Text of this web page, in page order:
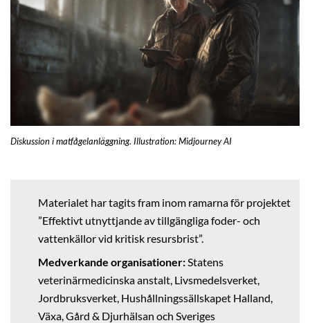
Diskussion i matfågelanläggning. Illustration: Midjourney AI
Materialet har tagits fram inom ramarna för projektet
”Effektivt utnyttjande av tillgängliga foder- och
vattenkällor vid kritisk resursbrist”.
Medverkande organisationer:Statens
veterinärmedicinska anstalt, Livsmedelsverket,
Jordbruksverket, Hushållningssällskapet Halland,
Växa, Gård & Djurhälsan och Sveriges